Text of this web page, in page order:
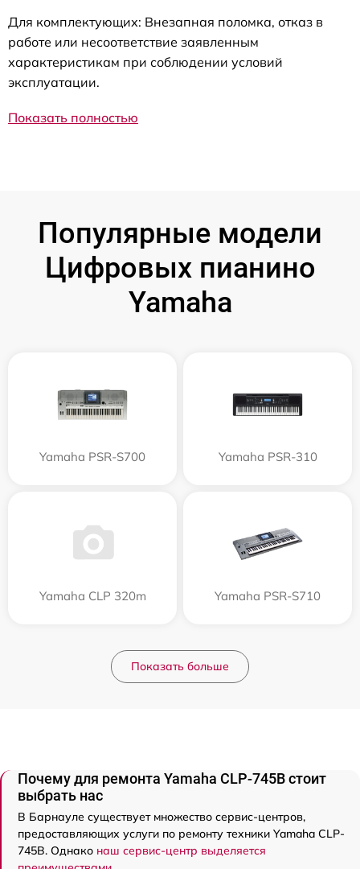
Для комплектующих: Внезапная поломка, отказ в
работе или несоответствие заявленным
характеристикам при соблюдении условий
эксплуатации.
Показать полностью
Популярные модели
Цифровых пианино
Yamaha
Yamaha PSR-S700 Yamaha PSR-310
Yamaha CLP 320m Yamaha PSR-S710
Показать больше
Почему для ремонта Yamaha CLP-745B стоит
выбрать нас
В Барнауле существует множество сервис-центров,
предоставляющих услуги по ремонту техники Yamaha CLP-
745B. Однако наш сервис-центр выделяется